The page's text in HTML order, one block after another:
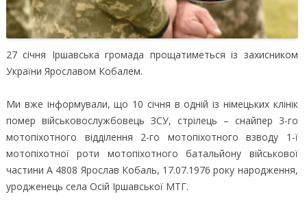
27 січня Іршавська громада прощатиметься із захисником
України Ярославом Кобалем.
Ми вже інформували, що 10 січня в одній із німецьких клінік
помер військовослужбовець ЗСУ, стрілець – снайпер 3-го
мотопіхотного відділення 2-го мотопіхотного взводу 1-ї
мотопіхотної роти мотопіхотного батальйону військової
частини А 4808 Ярослав Кобаль, 17.07.1976 року народження,
уродженець села Осій Іршавської МТГ.